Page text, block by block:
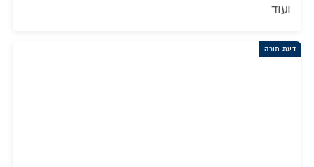
ועוד
דעת תורה